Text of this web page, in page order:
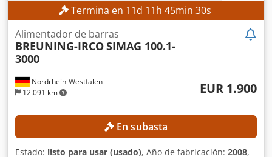
Termina en 11d 11h 45min 28s
Nordrhein-Westfalen
12.091 km
Alimentador de barras
BREUNING-IRCOSIMAG 100.1-
3000
EUR 1.900
En subasta
Estado: listo para usar (usado), Año de fabricación: 2008,